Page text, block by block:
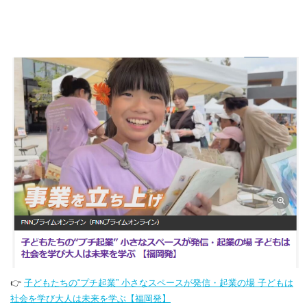
👉 子どもたちの“プチ起業” 小さなスペースが発信・起業の場 子どもは
社会を学び大人は未来を学ぶ【福岡発】